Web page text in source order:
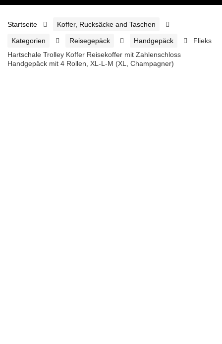
Startseite Koffer, Rucksäcke and Taschen
Kategorien Reisegepäck Handgepäck
Flieks
Hartschale Trolley Koffer Reisekoffer mit Zahlenschloss
Handgepäck mit 4 Rollen, XL-L-M (XL, Champagner)